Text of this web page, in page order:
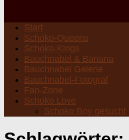
Start
Schoko-Queens
Schoko-Kings
Bauchnabel & Banana
Bauchnabel Galerie
Bauchnabel-Fotograf
Fan-Zone
Schoko Love
Schoko Boy gesucht